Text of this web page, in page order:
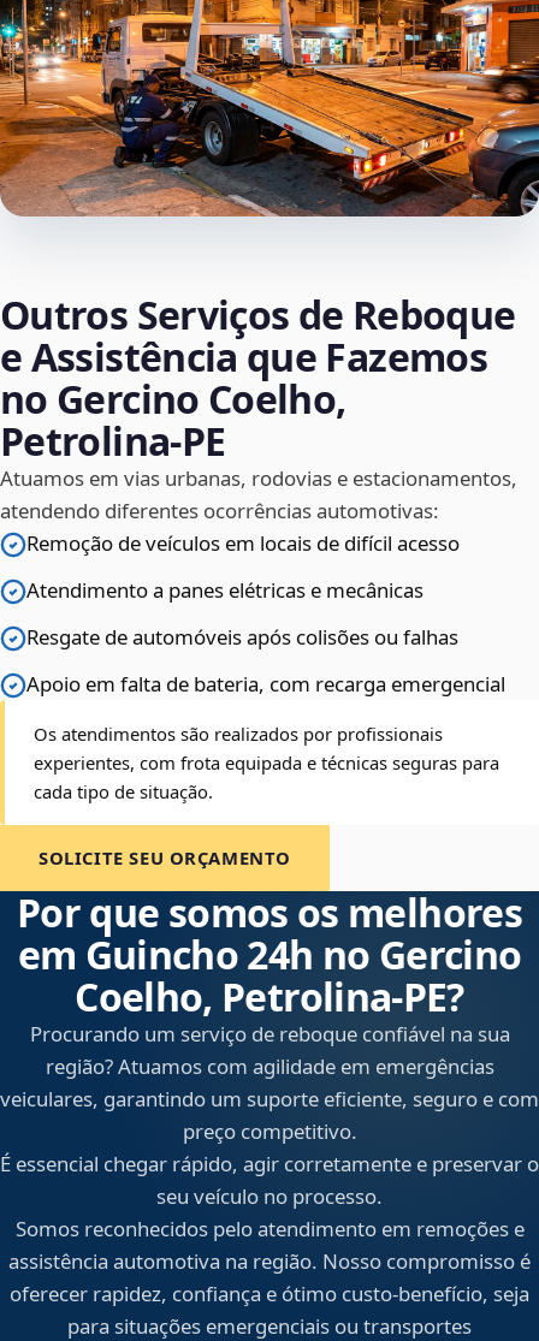
Outros Serviços de Reboque
e Assistência que Fazemos
no Gercino Coelho,
Petrolina‑PE
Atuamos em vias urbanas, rodovias e estacionamentos,
atendendo diferentes ocorrências automotivas:
Remoção de veículos em locais de difícil acesso
Atendimento a panes elétricas e mecânicas
Resgate de automóveis após colisões ou falhas
Apoio em falta de bateria, com recarga emergencial
Os atendimentos são realizados por profissionais
experientes, com frota equipada e técnicas seguras para
cada tipo de situação.
SOLICITE SEU ORÇAMENTO
Por que somos os melhores
em Guincho 24h no Gercino
Coelho, Petrolina‑PE?
Procurando um serviço de reboque confiável na sua
região? Atuamos com agilidade em emergências
veiculares, garantindo um suporte eficiente, seguro e com
preço competitivo.
É essencial chegar rápido, agir corretamente e preservar o
seu veículo no processo.
Somos reconhecidos pelo atendimento em remoções e
assistência automotiva na região. Nosso compromisso é
oferecer rapidez, confiança e ótimo custo-benefício, seja
para situações emergenciais ou transportes